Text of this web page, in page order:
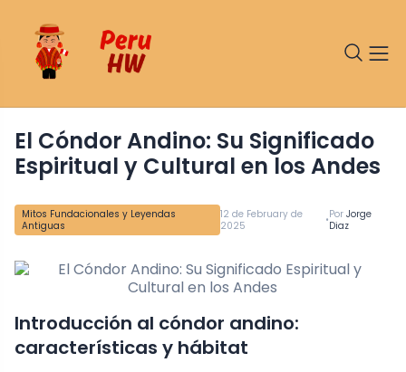
Mitos Fundacionales y Leyendas
Antiguas
12 de February de
2025
•PorJorge
Diaz
El Cóndor Andino: Su Significado
Espiritual y Cultural en los Andes
Introducción al cóndor andino:
características y hábitat